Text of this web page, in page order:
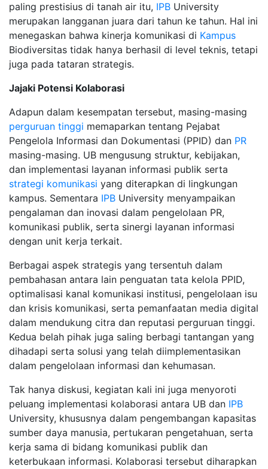
paling prestisius di tanah air itu, IPB University
merupakan langganan juara dari tahun ke tahun. Hal ini
menegaskan bahwa kinerja komunikasi di Kampus
Biodiversitas tidak hanya berhasil di level teknis, tetapi
juga pada tataran strategis.
Jajaki Potensi Kolaborasi
Adapun dalam kesempatan tersebut, masing-masing
perguruan tinggi memaparkan tentang Pejabat
Pengelola Informasi dan Dokumentasi (PPID) dan PR
masing-masing. UB mengusung struktur, kebijakan,
dan implementasi layanan informasi publik serta
strategi komunikasi yang diterapkan di lingkungan
kampus. Sementara IPB University menyampaikan
pengalaman dan inovasi dalam pengelolaan PR,
komunikasi publik, serta sinergi layanan informasi
dengan unit kerja terkait.
Berbagai aspek strategis yang tersentuh dalam
pembahasan antara lain penguatan tata kelola PPID,
optimalisasi kanal komunikasi institusi, pengelolaan isu
dan krisis komunikasi, serta pemanfaatan media digital
dalam mendukung citra dan reputasi perguruan tinggi.
Kedua belah pihak juga saling berbagi tantangan yang
dihadapi serta solusi yang telah diimplementasikan
dalam pengelolaan informasi dan kehumasan.
Tak hanya diskusi, kegiatan kali ini juga menyoroti
peluang implementasi kolaborasi antara UB dan IPB
University, khususnya dalam pengembangan kapasitas
sumber daya manusia, pertukaran pengetahuan, serta
kerja sama di bidang komunikasi publik dan
keterbukaan informasi. Kolaborasi tersebut diharapkan